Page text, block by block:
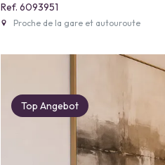
Ref. 6093951
Proche de la gare et autouroute
Top Angebot